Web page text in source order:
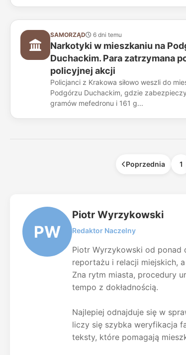
SAMORZĄD 6 dni temu
Narkotyki w mieszkaniu na
Duchackim. Para zatrzymana
policyjnej akcji
Policjanci z Krakowa siłowo weszli do
Podgórzu Duchackim, gdzie
gramów mefedronu i 161 g...
Poprzednia 1
PW
Piotr Wyrzykowski
Redaktor Naczelny
Piotr Wyrzykowski od ponad
reportażu i relacji miejskich,
Zna rytm miasta, procedury
tempo z dokładnością.
Najlepiej odnajduje się w
liczy się szybka weryfikacja
teksty, które pomagają